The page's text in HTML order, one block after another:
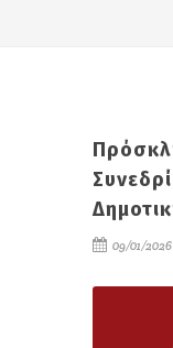
09/01/2026